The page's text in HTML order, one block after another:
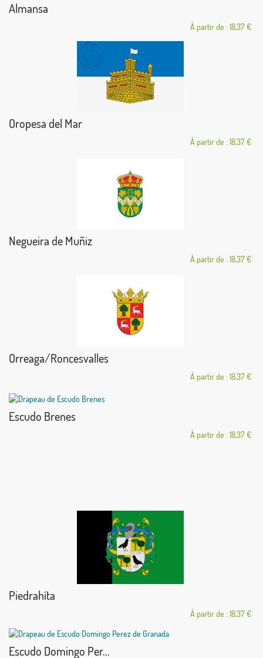
Almansa
À partir de : 18,37 €
Oropesa del Mar
À partir de : 18,37 €
Negueira de Muñiz
À partir de : 18,37 €
Orreaga/Roncesvalles
À partir de : 18,37 €
Escudo Brenes
À partir de : 18,37 €
Piedrahíta
À partir de : 18,37 €
Escudo Domingo Per...